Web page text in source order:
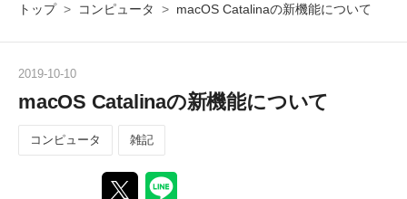
トップ > コンピュータ > macOS Catalinaの新機能について
2019-10-10
macOS Catalinaの新機能について
コンピュータ 雑記